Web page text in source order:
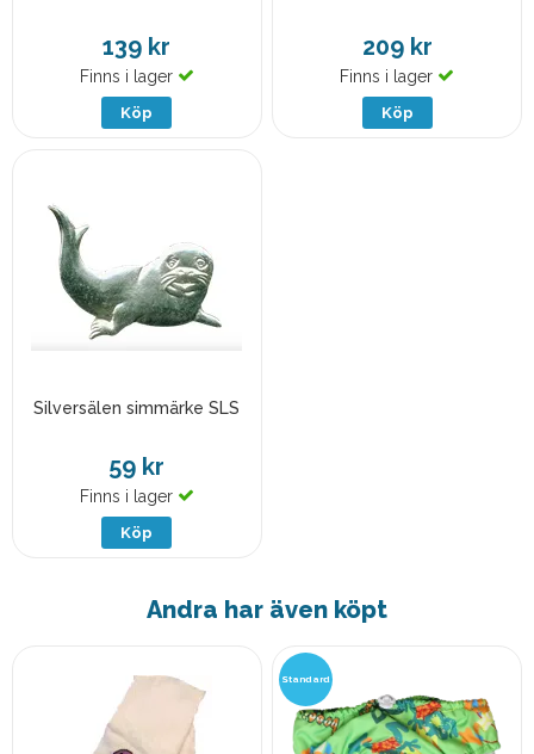
139 kr
Finns i lager
Köp
209 kr
Finns i lager
Köp
Silversälen simmärke SLS
59 kr
Finns i lager
Köp
Andra har även köpt
Standard